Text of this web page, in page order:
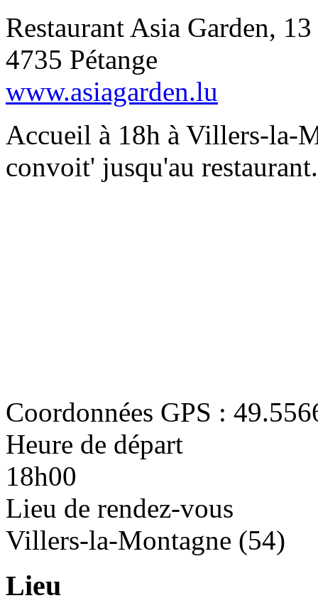
Restaurant Asia Garden,
4735 Pétange
www.asiagarden.lu
Accueil à 18h à Villers-la-
convoit' jusqu'au restaurant.
Coordonnées GPS :
Heure de départ
18h00
Lieu de rendez-vous
Villers-la-Montagne (54)
Lieu